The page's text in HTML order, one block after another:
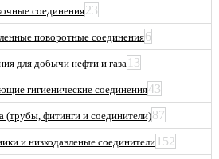
соединения23
поворотные соединения6
для добычи нефти и газа 13
гигиенические соединения43
(трубы, фитинги и соединители)87
и низкодавленые соединители 152